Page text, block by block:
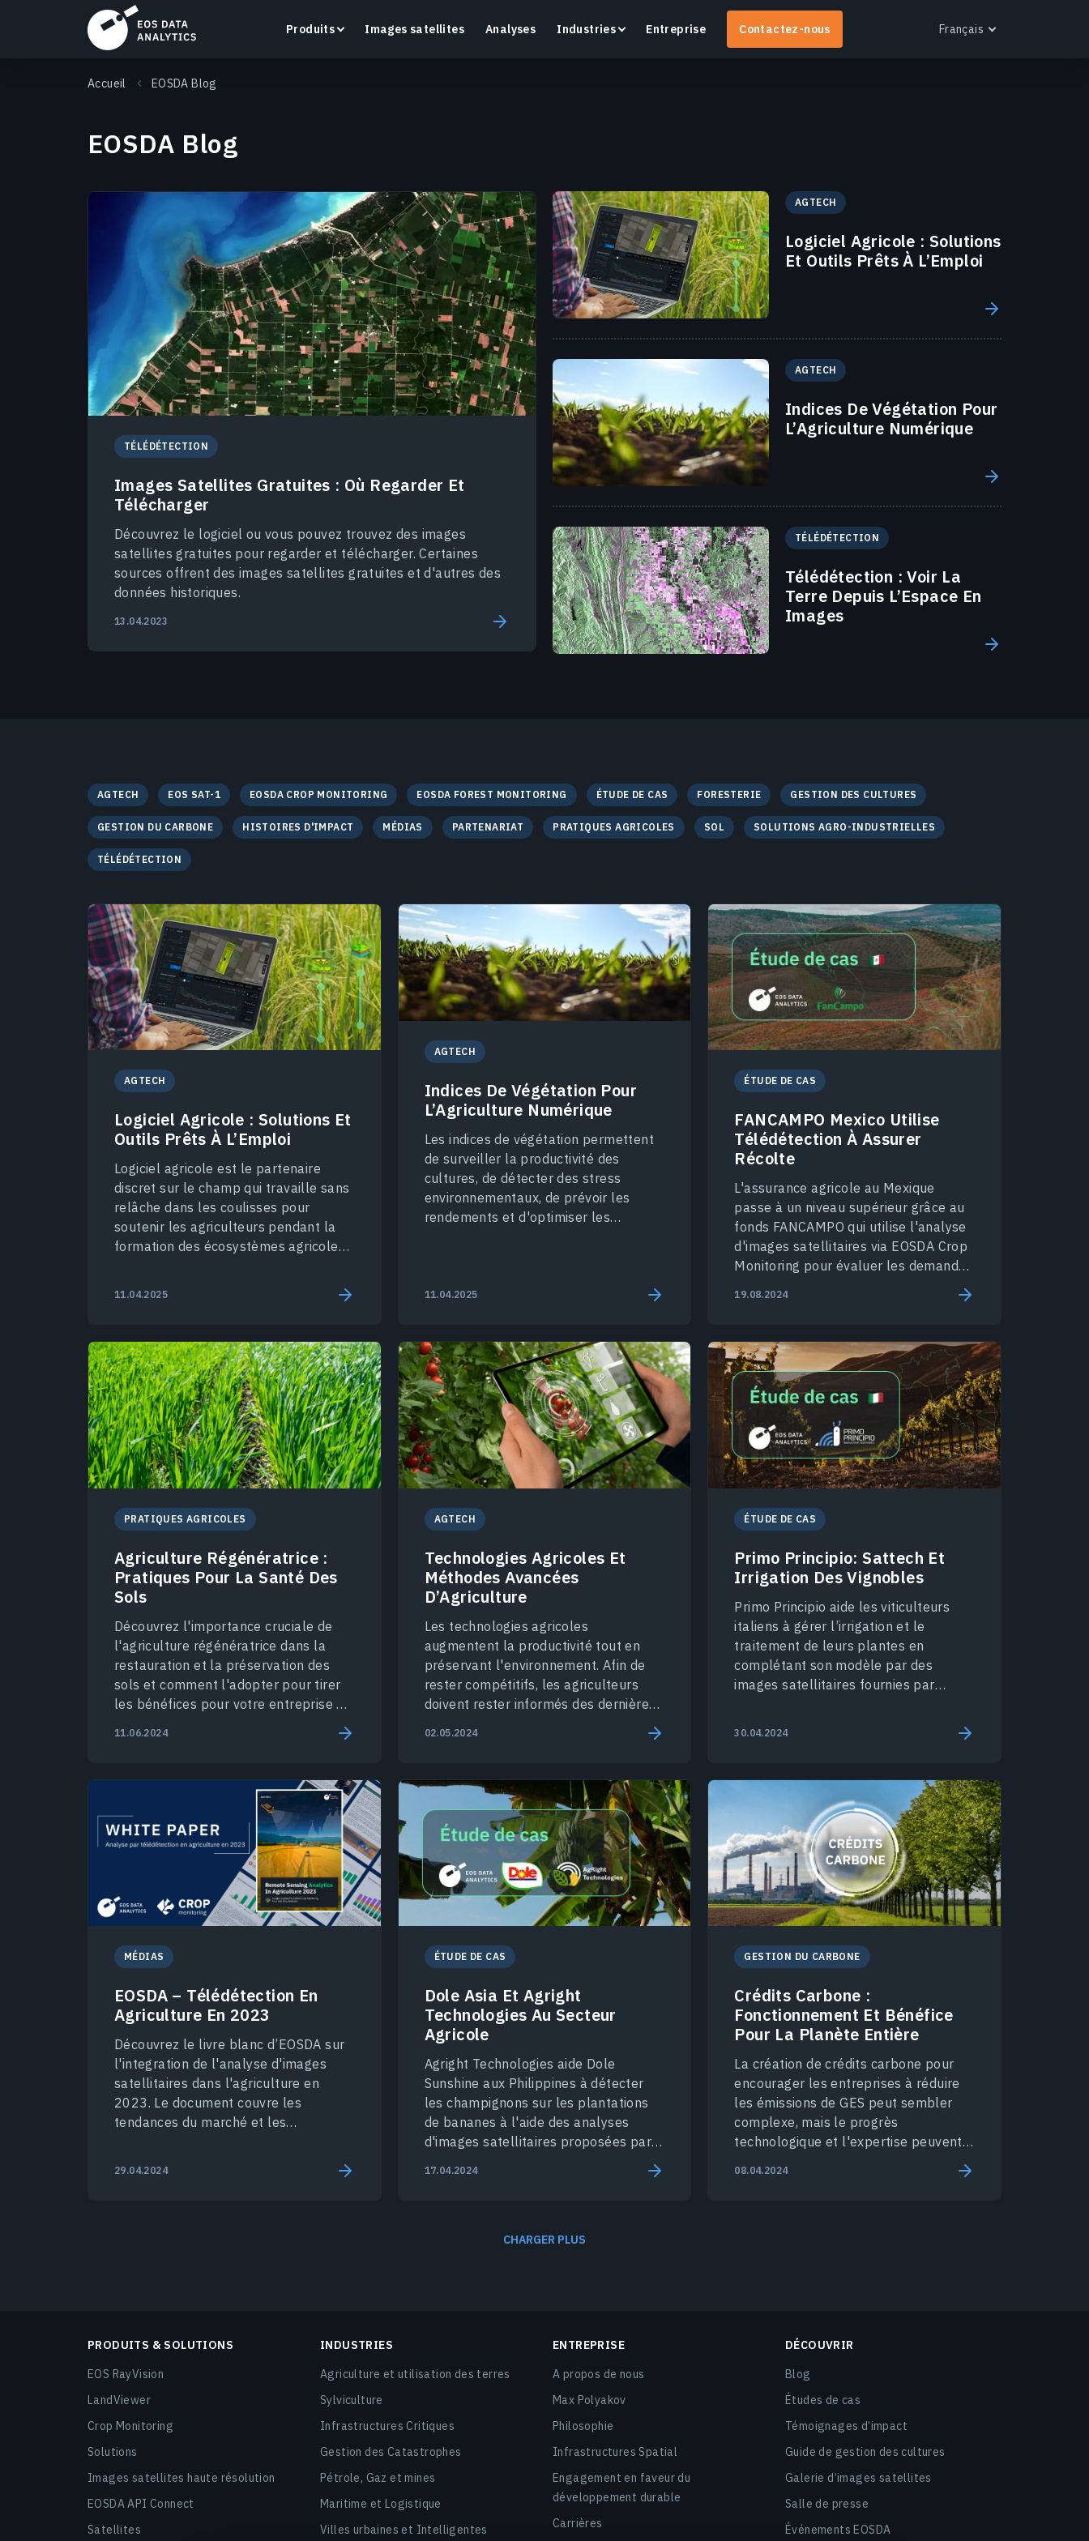
Produits
Recherchez, visualisez et analysez des images
satellite directement dans votre navigateur.
Suivez la santé des cultures et l’état des champs
grâce à une plateforme intelligente d’agriculture de
précision.
En savoir plus
Obtenez des rapports analytiques personnalisés
avec des visualisations avancées pour tout secteur.
En savoir plus
Images satellites Analyses Industries Entreprise Contactez-nous Français
Accueil EOSDA Blog
EOSDA Blog
TÉLÉDÉTECTION
Images Satellites Gratuites : Où Regarder Et
Télécharger
Découvrez le logiciel ou vous pouvez trouvez des images
satellites gratuites pour regarder et télécharger. Certaines
sources offrent des images satellites gratuites et d'autres des
données historiques.
13.04.2023
AGTECH
Logiciel Agricole : Solutions
Et Outils Prêts À L’Emploi
AGTECH
Indices De Végétation Pour
L’Agriculture Numérique
TÉLÉDÉTECTION
Télédétection : Voir La
Terre Depuis L’Espace En
Images
AGTECH EOS SAT-1 EOSDA CROP MONITORING EOSDA FOREST MONITORING ÉTUDE DE CAS FORESTERIE GESTION DES CULTURES
GESTION DU CARBONE HISTOIRES D'IMPACT MÉDIAS PARTENARIAT PRATIQUES AGRICOLES SOL SOLUTIONS AGRO-INDUSTRIELLES
TÉLÉDÉTECTION
AGTECH
Logiciel Agricole : Solutions Et
Outils Prêts À L’Emploi
Logiciel agricole est le partenaire
discret sur le champ qui travaille sans
relâche dans les coulisses pour
soutenir les agriculteurs pendant la
formation des écosystèmes agricoles
11.04.2025
AGTECH
Indices De Végétation Pour
L’Agriculture Numérique
Les indices de végétation permettent
de surveiller la productivité des
cultures, de détecter des stress
environnementaux, de prévoir les
rendements et d'optimiser les
11.04.2025
ÉTUDE DE CAS
FANCAMPO Mexico Utilise
Télédétection À Assurer
Récolte
L'assurance agricole au Mexique
passe à un niveau supérieur grâce au
fonds FANCAMPO qui utilise l'analyse
d'images satellitaires via EOSDA Crop
Monitoring pour évaluer les demandes
19.08.2024
PRATIQUES AGRICOLES
Agriculture Régénératrice :
Pratiques Pour La Santé Des
Sols
Découvrez l'importance cruciale de
l'agriculture régénératrice dans la
restauration et la préservation des
sols et comment l'adopter pour tirer
les bénéfices pour votre entreprise et
11.06.2024
AGTECH
Technologies Agricoles Et
Méthodes Avancées
D’Agriculture
Les technologies agricoles
augmentent la productivité tout en
préservant l'environnement. Afin de
rester compétitifs, les agriculteurs
doivent rester informés des dernières
02.05.2024
ÉTUDE DE CAS
Primo Principio: Sattech Et
Irrigation Des Vignobles
Primo Principio aide les viticulteurs
italiens à gérer l’irrigation et le
traitement de leurs plantes en
complétant son modèle par des
images satellitaires fournies par
30.04.2024
MÉDIAS
EOSDA – Télédétection En
Agriculture En 2023
Découvrez le livre blanc d’EOSDA sur
l'integration de l'analyse d'images
satellitaires dans l'agriculture en
2023. Le document couvre les
tendances du marché et les
29.04.2024
ÉTUDE DE CAS
Dole Asia Et Agright
Technologies Au Secteur
Agricole
Agright Technologies aide Dole
Sunshine aux Philippines à détecter
les champignons sur les plantations
de bananes à l'aide des analyses
d'images satellitaires proposées par
17.04.2024
GESTION DU CARBONE
Crédits Carbone :
Fonctionnement Et Bénéfice
Pour La Planète Entière
La création de crédits carbone pour
encourager les entreprises à réduire
les émissions de GES peut sembler
complexe, mais le progrès
technologique et l'expertise peuvent
08.04.2024
CHARGER PLUS
PRODUITS & SOLUTIONS
EOS RayVision
LandViewer
Crop Monitoring
Solutions
Images satellites haute résolution
EOSDA API Connect
Satellites
INDUSTRIES
Agriculture et utilisation des terres
Sylviculture
Infrastructures Critiques
Gestion des Catastrophes
Pétrole, Gaz et mines
Maritime et Logistique
Villes urbaines et Intelligentes
ENTREPRISE
A propos de nous
Max Polyakov
Philosophie
Infrastructures Spatial
Engagement en faveur du
développement durable
Carrières
DÉCOUVRIR
Blog
Études de cas
Témoignages d’impact
Guide de gestion des cultures
Galerie d’images satellites
Salle de presse
Événements EOSDA